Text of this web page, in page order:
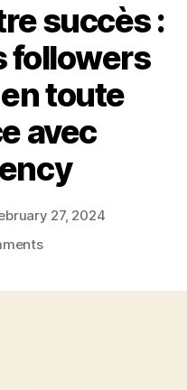
succès :
followers
toute
avec
27, 2024
on